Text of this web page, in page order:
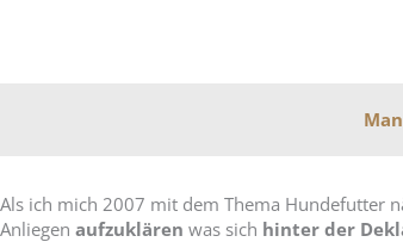
Als ich mich 2007 mit dem Thema Hundefutter
Anliegen aufzuklären was sich hinter der